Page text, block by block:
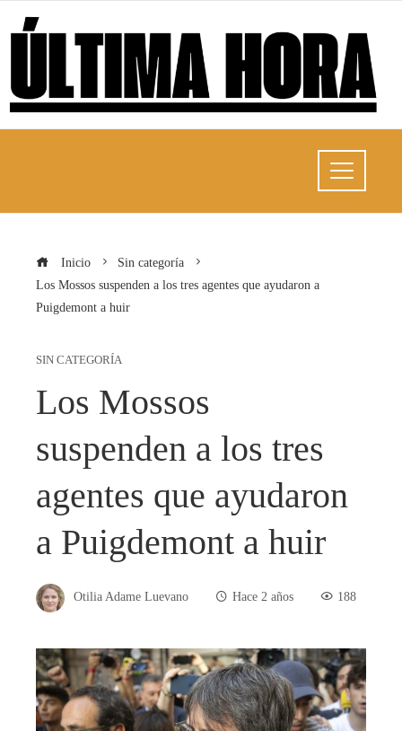
Inicio
Sin categoría
Los Mossos suspenden a los tres agentes que ayudaron a
Puigdemont a huir
SIN CATEGORÍA
Los Mossos
suspenden a los tres
agentes que ayudaron
a Puigdemont a huir
Otilia Adame Luevano Hace 2 años 188